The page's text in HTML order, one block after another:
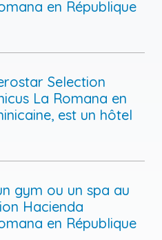
en République
Selection
La Romana en
est un hôtel
gym ou un spa au
Hacienda
en République